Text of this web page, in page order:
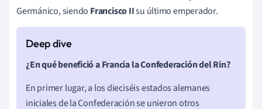
Germánico, siendo Francisco IIsu último emperador.
¿En qué benefició a Francia la Confederación del Rin?
En primer lugar, a los dieciséis estados alemanes
iniciales de la Confederación se unieron otros